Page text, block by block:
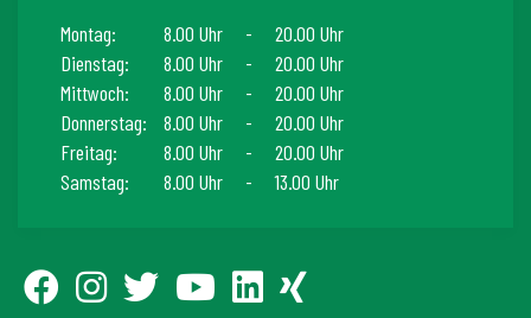
Montag: 8.00 Uhr -
20.00 Uhr
Dienstag:
8.00 Uhr -
20.00 Uhr
Mittwoch:
8.00 Uhr -
20.00 Uhr
Donnerstag: 8.00 Uhr -
20.00 Uhr
Freitag:
8.00 Uhr -
20.00 Uhr
Samstag:
8.00 Uhr - 13.00 Uhr